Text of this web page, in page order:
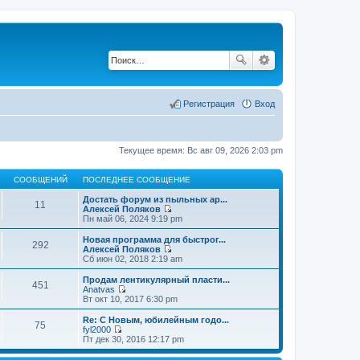
Вход
Регистрация
Текущее время: Вс авг 09, 2026 2:03 pm
СООБЩЕНИЙ ПОСЛЕДНЕЕ СООБЩЕНИЕ
11
Достать форум из пыльных ар...
Алексей Поляков
П
е
р
е
й
т
к
о
л
д
н
Пн май 06, 2024 9:19 pm
292
Новая программа для быстрог...
Алексей Поляков
П
е
р
е
й
т
и
к
о
с
Сб июн 02, 2018 2:19 am
451
Продам лентикулярный пласти...
Anatvas
П
е
р
е
й
т
и
Вт окт 10, 2017 6:30 pm
75
Re: С Новым, юбилейным годо...
fyl2000
П
е
р
Пт дек 30, 2016 12:17 pm